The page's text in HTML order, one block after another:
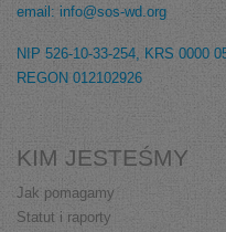
email: info@sos-wd.org
NIP 526-10-33-254, KRS 0000
REGON 012102926
KIM JESTEŚMY
Jak pomagamy
Statut i raporty